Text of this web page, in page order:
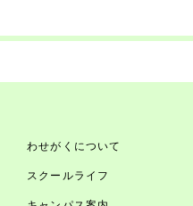
わせがくについて
スクールライフ